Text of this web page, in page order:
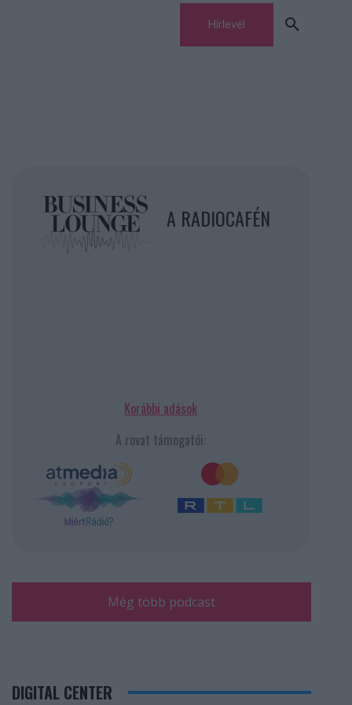
Hírlevél
A RADIOCAFÉN
Korábbi adások
A rovat támogatói:
Még több podcast
DIGITAL CENTER